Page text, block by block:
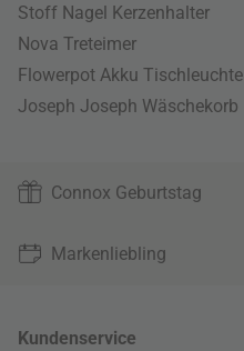
Stoff Nagel Kerzenhalter
Nova Treteimer
Flowerpot Akku Tischleuchte
Joseph Joseph Wäschekorb
Connox Geburtstag
Markenliebling
Kundenservice